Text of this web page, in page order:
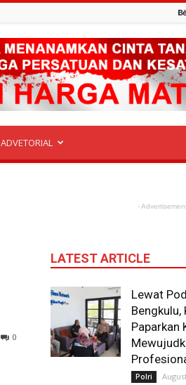
ADVETORIAL
0
-
LATEST ARTICLE
Lewat
Bengkulu,
Paparkan
Polri